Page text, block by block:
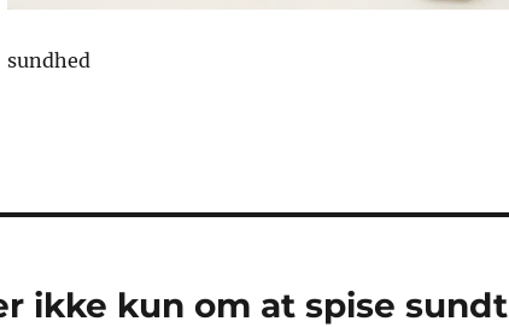
sundhed
ikke kun om at spise sundt